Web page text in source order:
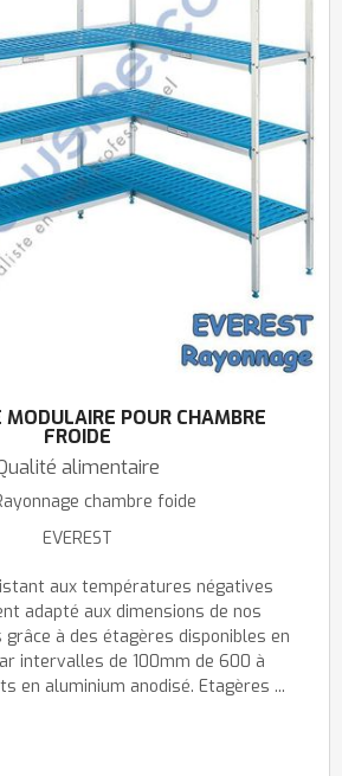
MODULAIRE POUR CHAMBRE
FROIDE
alimentaire
chambre foide
EVEREST
aux températures négatives
adapté aux dimensions de nos
à des étagères disponibles en
intervalles de 100mm de 600 à
en aluminium anodisé. Etagères ...